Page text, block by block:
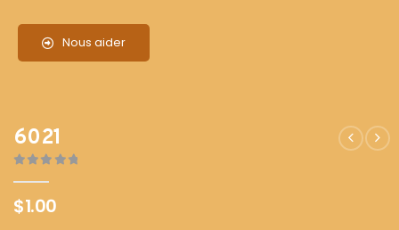
Nous aider
6021
$1.00